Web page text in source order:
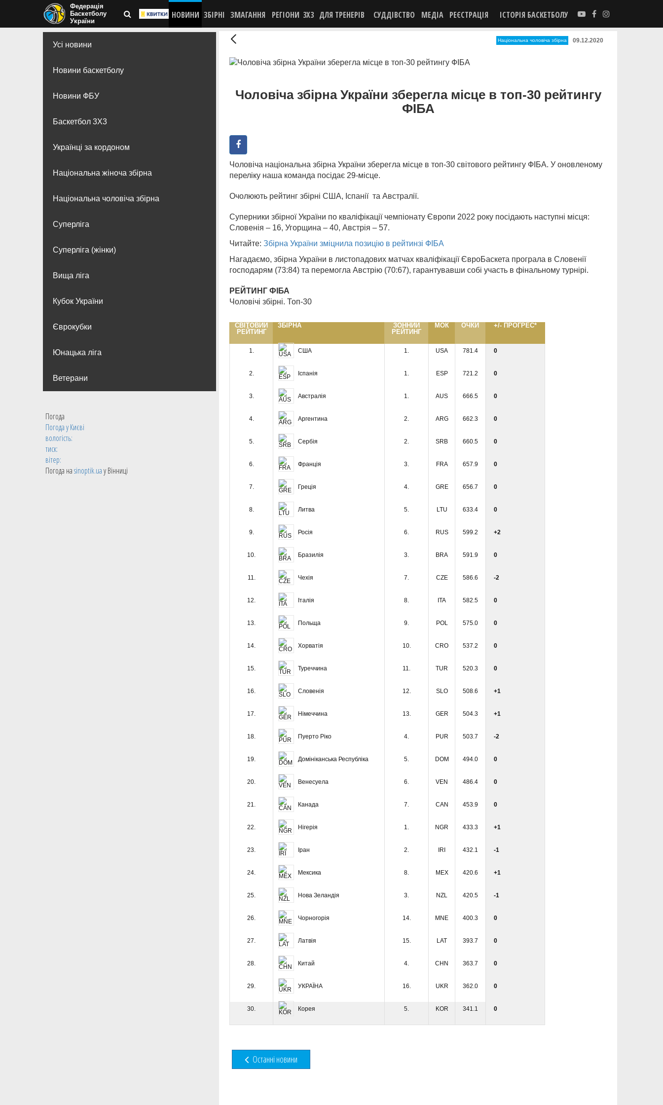
Федерація
Баскетболу
України
НОВИНИ ЗБІРНІ ЗМАГАННЯ РЕГІОНИ 3X3 ДЛЯ ТРЕНЕРІВ СУДДІВСТВО МЕДІА РЕЄСТРАЦІЯ ІСТОРІЯ БАСКЕТБОЛУ
Усі новини
Новини баскетболу
Новини ФБУ
Баскетбол 3Х3
Українці за кордоном
Національна жіноча збірна
Національна чоловіча збірна
Суперліга
Суперліга (жінки)
Вища лiга
Кубок України
Єврокубки
Юнацька ліга
Ветерани
Погода
Погода уКиєві
вологість:
тиск:
вітер:
Погода наsinoptik.uaу Вінниці
Національна чоловіча збірна 09.12.2020
Чоловіча збірна України зберегла місце в топ-30 рейтингу
ФІБА
Чоловіча національна збірна України зберегла місце в топ-30 світового рейтингу ФІБА. У оновленому
переліку наша команда посідає 29-місце.
Очолюють рейтинг збірні США, Іспанії та Австралії.
Суперники збірної України по кваліфікації чемпіонату Європи 2022 року посідають наступні місця:
Словенія – 16, Угорщина – 40, Австрія – 57.
Читайте: Збірна України зміцнила позицію в рейтинзі ФІБА
Нагадаємо, збірна України в листопадових матчах кваліфікації ЄвроБаскета програла в Словенії
господарям (73:84) та перемогла Австрію (70:67), гарантувавши собі участь в фінальному турнірі.
РЕЙТИНГ ФІБА
Чоловічі збірні. Топ-30
СВІТОВИЙ
РЕЙТИНГ
ЗБІРНА
ЗОННИЙ
РЕЙТИНГ
МОК ОЧКИ +/- ПРОГРЕС*
1. США 1. USA 781.4 0
2. Іспанія 1. ESP 721.2 0
3. Австралія 1. AUS 666.5 0
4. Аргентина 2. ARG 662.3 0
5. Сербія 2. SRB 660.5 0
6. Франція 3. FRA 657.9 0
7. Греція 4. GRE 656.7 0
8. Литва 5. LTU 633.4 0
9. Росія 6. RUS 599.2 +2
10. Бразилія 3. BRA 591.9 0
11. Чехія 7. CZE 586.6 -2
12. Італія 8. ITA 582.5 0
13. Польща 9. POL 575.0 0
14. Хорватія 10. CRO 537.2 0
15. Туреччина 11. TUR 520.3 0
16. Словенія 12. SLO 508.6 +1
17. Німеччина 13. GER 504.3 +1
18. Пуерто Ріко 4. PUR 503.7 -2
19. Домініканська Республіка 5. DOM 494.0 0
20. Венесуела 6. VEN 486.4 0
21. Канада 7. CAN 453.9 0
22. Нігерія 1. NGR 433.3 +1
23. Іран 2. IRI 432.1 -1
24. Мексика 8. MEX 420.6 +1
25. Нова Зеландія 3. NZL 420.5 -1
26. Чорногорія 14. MNE 400.3 0
27. Латвія 15. LAT 393.7 0
28. Китай 4. CHN 363.7 0
29. УКРАЇНА 16. UKR 362.0 0
30. Корея 5. KOR 341.1 0
Останні новини